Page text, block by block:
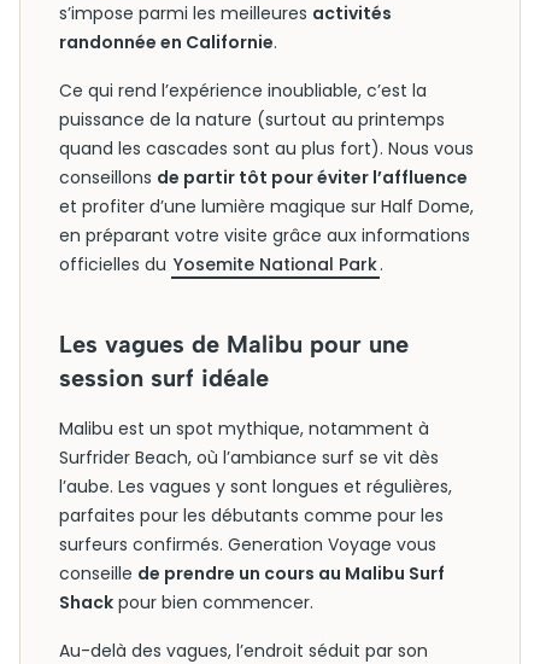
s’impose parmi les meilleures activités
randonnée en Californie.
Ce qui rend l’expérience inoubliable, c’est la
puissance de la nature (surtout au printemps
quand les cascades sont au plus fort). Nous vous
conseillons de partir tôt pour éviter l’affluence
et profiter d’une lumière magique sur Half Dome,
en préparant votre visite grâce aux informations
officielles du Yosemite National Park.
Les vagues de Malibu pour une
session surf idéale
Malibu est un spot mythique, notamment à
Surfrider Beach, où l’ambiance surf se vit dès
l’aube. Les vagues y sont longues et régulières,
parfaites pour les débutants comme pour les
surfeurs confirmés. Generation Voyage vous
conseille de prendre un cours au Malibu Surf
Shack pour bien commencer.
Au-delà des vagues, l’endroit séduit par son